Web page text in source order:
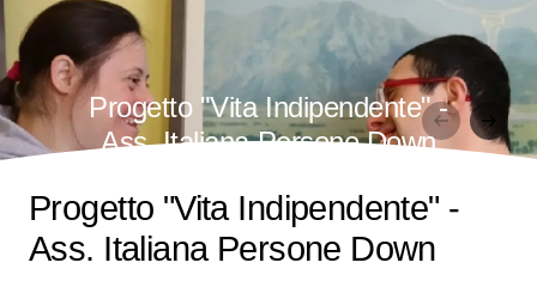
Progetto "Vita Indipendente" -
Ass. Italiana Persone Down
Progetto "Vita Indipendente" -
Ass. Italiana Persone Down